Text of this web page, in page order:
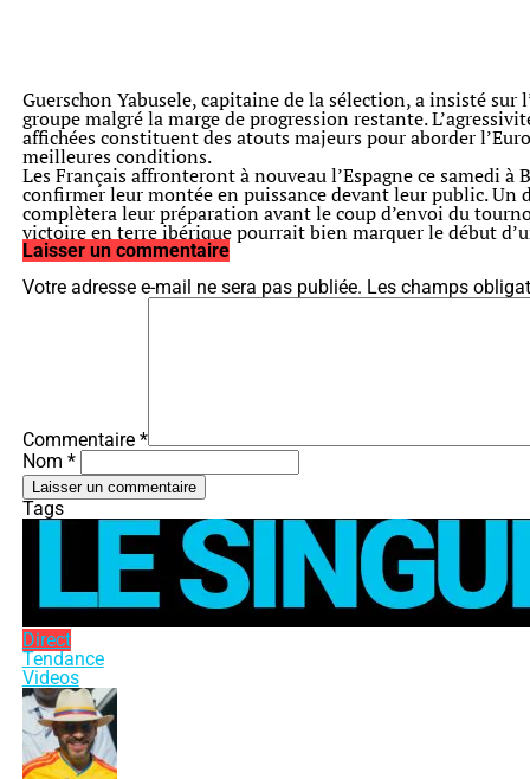
Guerschon Yabusele, capitaine de la sélection, a insisté sur
groupe malgré la marge de progression restante.
affichées constituent des atouts majeurs pour aborder
meilleures conditions.
Les Français affronteront à nouveau l’Espagne ce samedi à
confirmer leur montée en puissance devant leur public. Un
complètera leur préparation avant le coup d’envoi du
victoire en terre ibérique pourrait bien marquer le début
Laisser un commentaire
Votre adresse e-mail ne sera pas publiée. Les champs
Commentaire *
Nom *
Tags
Direct
Tendance
Videos